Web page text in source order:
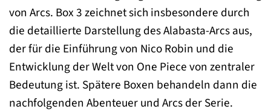
von Arcs. Box 3 zeichnet sich insbesondere durch
die detaillierte Darstellung des Alabasta-Arcs aus,
der für die Einführung von Nico Robin und die
Entwicklung der Welt von One Piece von zentraler
Bedeutung ist. Spätere Boxen behandeln dann die
nachfolgenden Abenteuer und Arcs der Serie.